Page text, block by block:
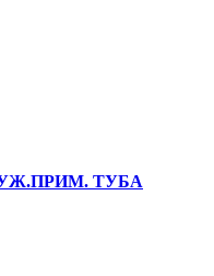
ТУБА